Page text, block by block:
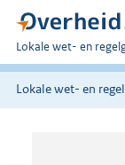
U
bent
hier:
Lokale wet- en
Lokale wet- en